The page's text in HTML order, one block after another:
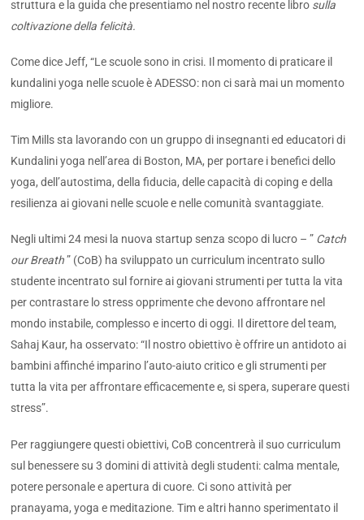
struttura e la guida che presentiamo nel nostro recente libro sulla
coltivazione della felicità.
Come dice Jeff, “Le scuole sono in crisi. Il momento di praticare il
kundalini yoga nelle scuole è ADESSO: non ci sarà mai un momento
migliore.
Tim Mills sta lavorando con un gruppo di insegnanti ed educatori di
Kundalini yoga nell’area di Boston, MA, per portare i benefici dello
yoga, dell’autostima, della fiducia, delle capacità di coping e della
resilienza ai giovani nelle scuole e nelle comunità svantaggiate.
Negli ultimi 24 mesi la nuova startup senza scopo di lucro – ” Catch
our Breath” (CoB) ha sviluppato un curriculum incentrato sullo
studente incentrato sul fornire ai giovani strumenti per tutta la vita
per contrastare lo stress opprimente che devono affrontare nel
mondo instabile, complesso e incerto di oggi. Il direttore del team,
Sahaj Kaur, ha osservato: “Il nostro obiettivo è offrire un antidoto ai
bambini affinché imparino l’auto-aiuto critico e gli strumenti per
tutta la vita per affrontare efficacemente e, si spera, superare questi
stress”.
Per raggiungere questi obiettivi, CoB concentrerà il suo curriculum
sul benessere su 3 domini di attività degli studenti: calma mentale,
potere personale e apertura di cuore. Ci sono attività per
pranayama, yoga e meditazione. Tim e altri hanno sperimentato il